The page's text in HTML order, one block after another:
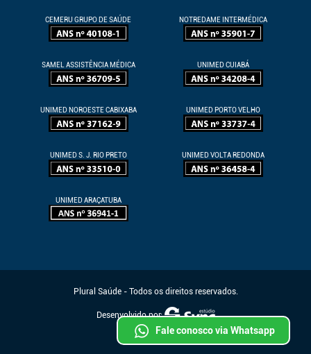
Fale conosco via Whatsapp
CEMERU GRUPO DE SAÚDE NOTREDAME INTERMÉDICA
SAMEL ASSISTÊNCIA MÉDICA UNIMED CUIABÁ
UNIMED NOROESTE CABIXABA UNIMED PORTO VELHO
UNIMED S. J. RIO PRETO UNIMED VOLTA REDONDA
UNIMED ARAÇATUBA
Plural Saúde - Todos os direitos reservados.
Desenvolvido por: